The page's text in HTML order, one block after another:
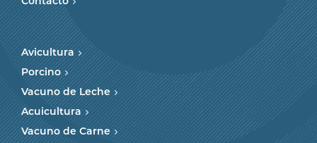
Avicultura
Porcino
Vacuno de Leche
Acuicultura
Vacuno de Carne